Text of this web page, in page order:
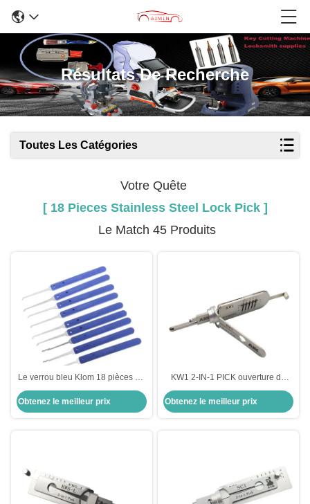
Résultats De Recherche
Toutes Les Catégories
Votre Quête
[ 18 Pieces Stainless Steel Lock Pick ]
Le Match 45 Produits
Le verrou bleu Klom 18 pièces en
acier inoxydable ensemble de
verrouilleur d' acier ouvreur de
serrurerie fournitures de serrurier
Obtenez le meilleur prix
KW1 2-IN-1 PICK ouverture de
serrure en acier inoxydable
sélection de sélection ensemble
de paquet unique de haute qualité
Obtenez le meilleur prix